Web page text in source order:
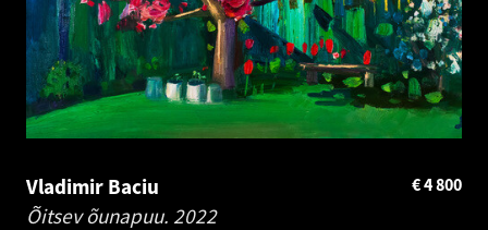
Vladimir Baciu
Õitsev õunapuu. 2022
4 800
€